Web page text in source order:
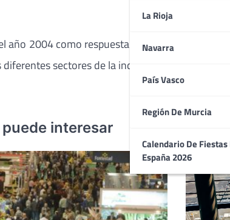
La Rioja
Navarra
País Vasco
Región De Murcia
Calendario De Fiestas
España 2026
año 2004 como respuesta a la necesidad de
sectores de la industria turística.
interesar